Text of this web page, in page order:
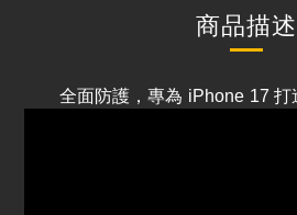
商品描述
全面防護，專為 iPhone 17 打